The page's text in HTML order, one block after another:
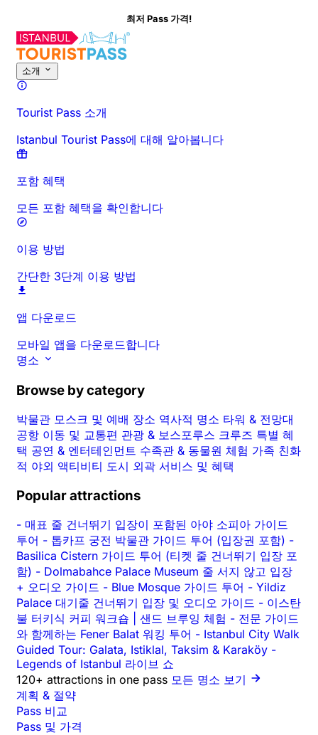
최저 Pass 가격!
소개
Tourist Pass 소개
Istanbul Tourist Pass에 대해 알아봅니다
포함 혜택
모든 포함 혜택을 확인합니다
이용 방법
간단한 3단계 이용 방법
앱 다운로드
모바일 앱을 다운로드합니다
명소
Browse by category
박물관 모스크 및 예배 장소 역사적 명소 타워 & 전망대
공항 이동 및 교통편 관광 & 보스포루스 크루즈 특별 혜
택 공연 & 엔터테인먼트 수족관 & 동물원 체험 가족 친화
적 야외 액티비티 도시 외곽 서비스 및 혜택
Popular attractions
- 매표 줄 건너뛰기 입장이 포함된 아야 소피아 가이드
투어 - 톱카프 궁전 박물관 가이드 투어 (입장권 포함) -
Basilica Cistern 가이드 투어 (티켓 줄 건너뛰기 입장 포
함) - Dolmabahce Palace Museum 줄 서지 않고 입장
+ 오디오 가이드 - Blue Mosque 가이드 투어 - Yildiz
Palace 대기줄 건너뛰기 입장 및 오디오 가이드 - 이스탄
불 터키식 커피 워크숍 | 샌드 브루잉 체험 - 전문 가이드
와 함께하는 Fener Balat 워킹 투어 - Istanbul City Walk
Guided Tour: Galata, Istiklal, Taksim & Karaköy -
Legends of Istanbul 라이브 쇼
120+ attractions in one pass 모든 명소 보기
계획 & 절약
Pass 비교
Pass 및 가격
시간 및 소요 시간 상세 정보